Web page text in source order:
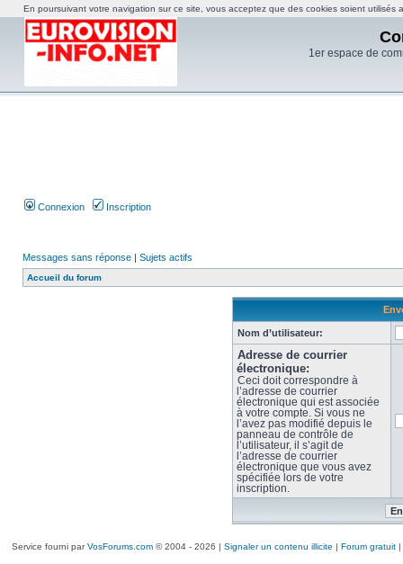
1er espace de
Connexion Inscription
Messages sans réponse | Sujets actifs
Accueil du forum
Nom d’utilisateur:
Adresse de courrier
électronique:
Ceci doit correspondre à
l’adresse de courrier
électronique qui est associée
à votre compte. Si vous ne
l’avez pas modifié depuis le
panneau de contrôle de
l’utilisateur, il s’agit de
l’adresse de courrier
électronique que vous avez
spécifiée lors de votre
inscription.
Service fourni parVosForums.com© 2004 - 2026 | Signaler un contenu illicite | Forum gratuit|
En poursuivant votre navigation sur ce site, vous acceptez que des cookies soient